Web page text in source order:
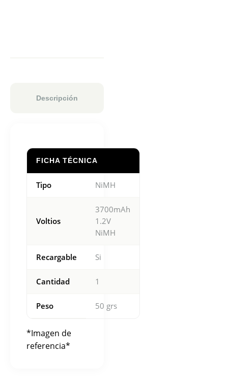
Descripción
FICHA TÉCNICA
Tipo NiMH
Voltios
3700mAh
1.2V
NiMH
Recargable Si
Cantidad 1
Peso 50 grs
*Imagen de
referencia*